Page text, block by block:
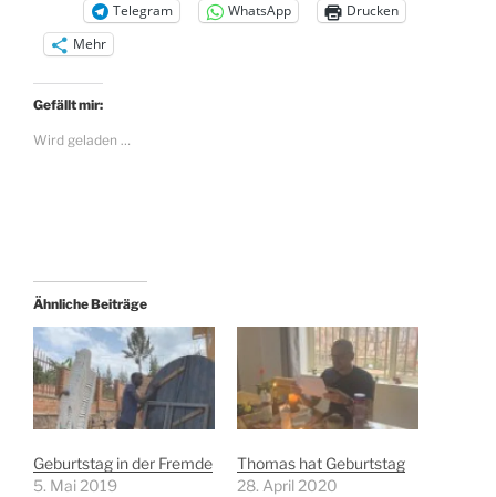
Telegram WhatsApp
Drucken
Mehr
Gefällt mir:
Wird geladen …
Ähnliche Beiträge
Geburtstag in der Fremde
5. Mai 2019
Thomas hat Geburtstag
28. April 2020